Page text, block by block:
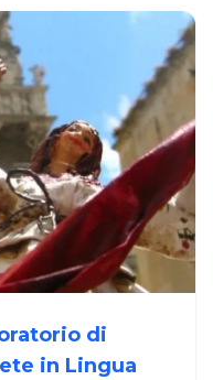
di
in Lingua